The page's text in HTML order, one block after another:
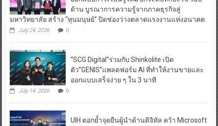
ด้าน บูรณาการความรู้จากภาคธุรกิจสู่
มหาวิทยาลัย สร้าง “ทุนมนุษย์” ปิดช่องว่างตลาดแรงงานแห่งอนาคต
July 24, 2026 0
“SCG Digital”ร่วมกับ Shinkolite เปิด
ตัว”GENIS”แพลตฟอร์ม AI ที่ทำให้งานขายและ
ออกแบบเสร็จง่าย ๆ ใน 3 นาที
July 14, 2026 0
UIH ตอกย้ำจุดยืนผู้นำด้านดิจิทัล คว้า Microsoft